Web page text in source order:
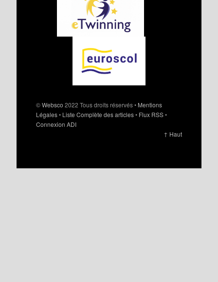
©Websco 2022 Tous droits réservés • Mentions
Légales• Liste Complète des articles• Flux RSS•
Connexion ADI
↑ Haut